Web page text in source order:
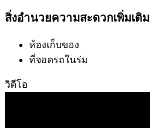
สิ่งอำนวยความสะดวกเพิ่มเติม
ห้องเก็บของ
ที่จอดรถในร่ม
วิดีโอ